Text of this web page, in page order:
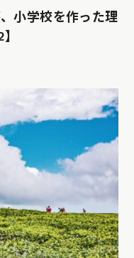
小学校を作った理